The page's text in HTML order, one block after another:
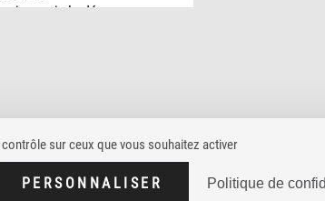
mais le dépasse
CONDITIONS GÉNÉRALES D'UTILISATION
sur ceux que vous souhaitez activer
PERSONNALISER Politique de